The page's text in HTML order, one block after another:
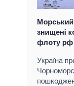
Морський
знищені
флоту рф
Україна